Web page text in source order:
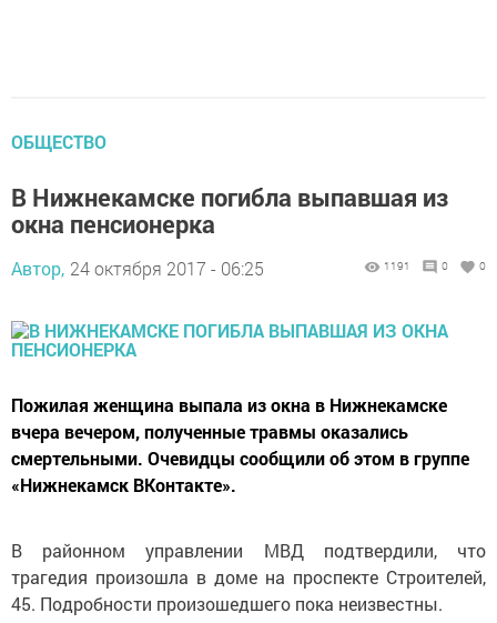
ОБЩЕСТВО
В Нижнекамске погибла выпавшая из
окна пенсионерка
Автор, 24 октября 2017 - 06:25 1191 0 0
Пожилая женщина выпала из окна в Нижнекамске
вчера вечером, полученные травмы оказались
смертельными. Очевидцы сообщили об этом в группе
«Нижнекамск ВКонтакте».
В районном управлении МВД подтвердили, что
трагедия произошла в доме на проспекте Строителей,
45. Подробности произошедшего пока неизвестны.